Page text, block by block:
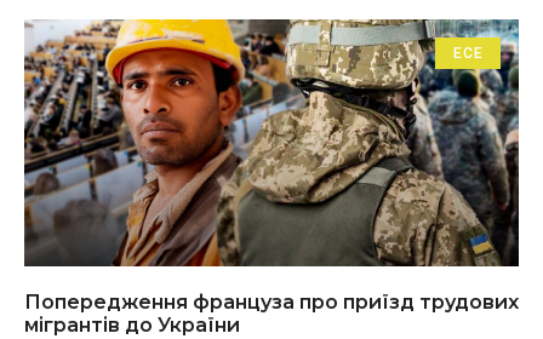
ЕСЕ
Попередження француза про приїзд трудових
мігрантів до України